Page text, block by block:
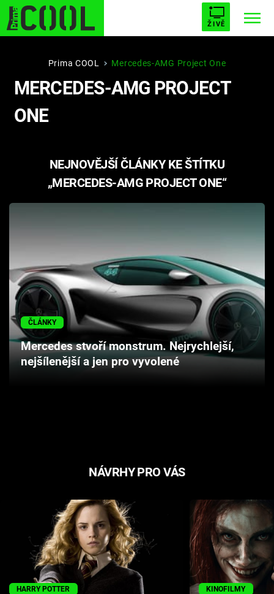
ŽIVĚ
STARHOUSE BUFFY, PŘEMOŽITELKA UPÍRŮ
ESCAPE PLNEJ KOTEL AVENGERS 5
Témata
Cool Esport
Pořady
TV Program
Prima COOL Mercedes-AMG Project One
MERCEDES-AMG PROJECT
ONE
NEJNOVĚJŠÍ ČLÁNKY KE ŠTÍTKU
„MERCEDES-AMG PROJECT ONE“
ČLÁNKY
Mercedes stvoří monstrum. Nejrychlejší,
nejšílenější a jen pro vyvolené
NÁVRHY PRO VÁS
HARRY POTTER KINOFILMY